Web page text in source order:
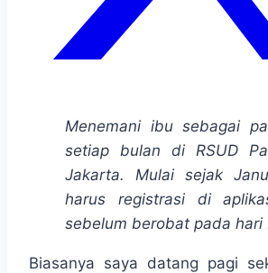
Menemani ibu sebagai
setiap bulan di RSUD
Jakarta. Mulai sejak
harus registrasi di
sebelum berobat pada hari
Biasanya saya datang pagi